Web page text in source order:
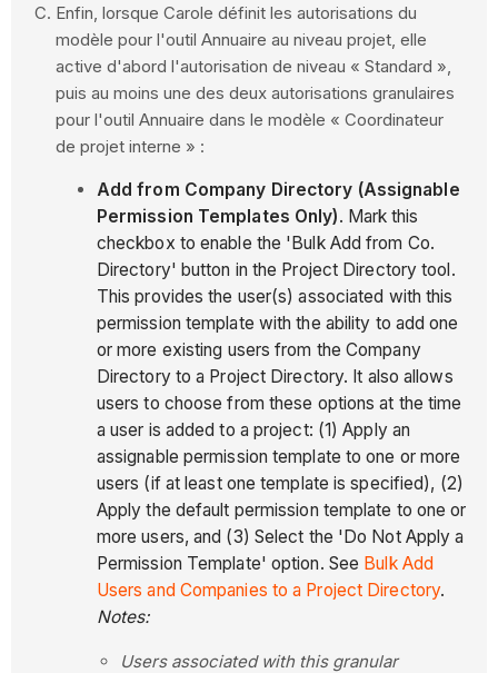
Enfin, lorsque Carole définit les autorisations du
modèle pour l'outil Annuaire au niveau projet, elle
active d'abord l'autorisation de niveau « Standard »,
puis au moins une des deux autorisations granulaires
pour l'outil Annuaire dans le modèle « Coordinateur
de projet interne » :
Add from Company Directory (Assignable
Permission Templates Only). Mark this
checkbox to enable the 'Bulk Add from Co.
Directory' button in the Project Directory tool.
This provides the user(s) associated with this
permission template with the ability to add one
or more existing users from the Company
Directory to a Project Directory. It also allows
users to choose from these options at the time
a user is added to a project: (1) Apply an
assignable permission template to one or more
users (if at least one template is specified), (2)
Apply the default permission template to one or
more users, and (3) Select the 'Do Not Apply a
Permission Template' option. See Bulk Add
Users and Companies to a Project Directory.
Notes:
Users associated with this granular